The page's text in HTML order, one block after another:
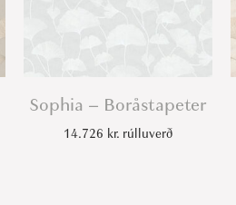
Sophia – Boråstapeter
14.726 kr. rúlluverð